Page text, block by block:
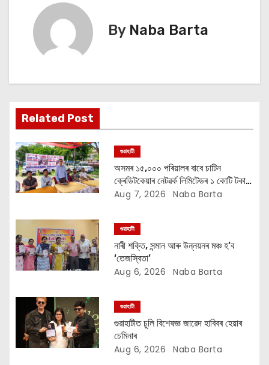
i
g
a
t
i
o
n
By Naba Barta
Related Post
গুৱাহাটী
অসমৰ ১৫,০০০ পৰিয়ালৰ বাবে চাটিন
ক্ৰেডিটকেয়াৰ নেটৱৰ্ক লিমিটেডৰ ১ কোটি টকাৰ
বান সাহায্য অভিযান
Aug 7, 2026 Naba Barta
গুৱাহাটী
নাৰী শক্তি, সন্মান আৰু উন্নয়নৰ মঞ্চ হ’ব
‘তেজস্বিতা’
Aug 6, 2026 Naba Barta
গুৱাহাটী
গুৱাহাটীত চুলি বিশেষজ্ঞ জাৱেদ হাবিবৰ হেয়াৰ
চেমিনাৰ
Aug 6, 2026 Naba Barta